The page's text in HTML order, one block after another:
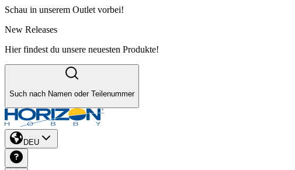
Schau in unserem Outlet vorbei!
New Releases
Hier findest du unsere neuesten Produkte!
Such nach Namen oder Teilenummer
DEU